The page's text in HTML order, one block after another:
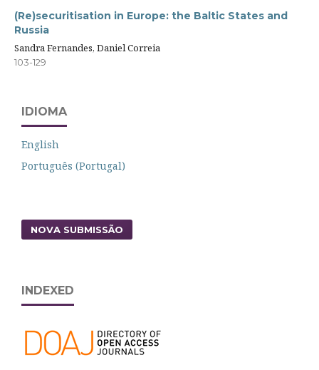
(Re)securitisation in Europe: the Baltic States and
Russia
Sandra Fernandes, Daniel Correia
103-129
IDIOMA
English
Português (Portugal)
NOVA SUBMISSÃO
INDEXED